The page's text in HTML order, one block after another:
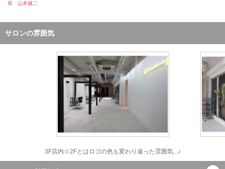
長 山本健二
サロンの雰囲気
3F店内☆2Fとはロゴの色も変わり違った雰囲気...♪